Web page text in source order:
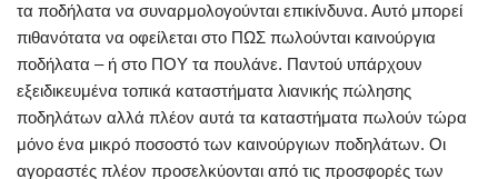
τα ποδήλατα να συναρμολογούνται επικίνδυνα. Αυτό μπορεί
πιθανότατα να οφείλεται στο ΠΩΣ πωλούνται καινούργια
ποδήλατα – ή στο ΠΟΥ τα πουλάνε. Παντού υπάρχουν
εξειδικευμένα τοπικά καταστήματα λιανικής πώλησης
ποδηλάτων αλλά πλέον αυτά τα καταστήματα πωλούν τώρα
μόνο ένα μικρό ποσοστό των καινούργιων ποδηλάτων. Οι
αγοραστές πλέον προσελκύονται από τις προσφορές των